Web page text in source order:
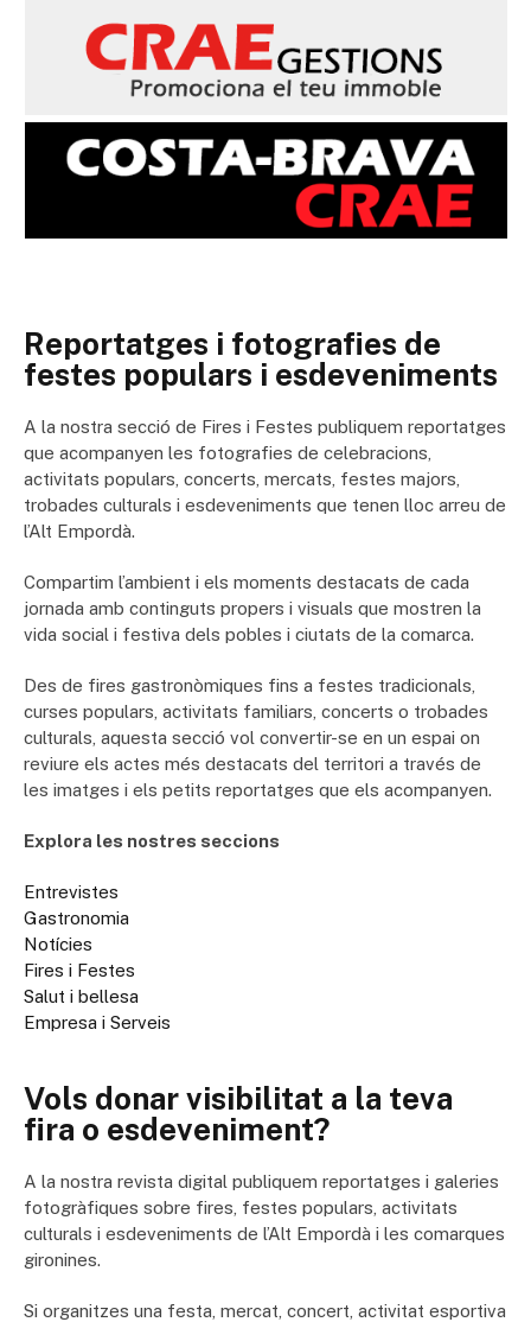
Reportatges i fotografies de
festes populars i esdeveniments
A la nostra secció de Fires i Festes publiquem reportatges
que acompanyen les fotografies de celebracions,
activitats populars, concerts, mercats, festes majors,
trobades culturals i esdeveniments que tenen lloc arreu de
l’Alt Empordà.
Compartim l’ambient i els moments destacats de cada
jornada amb continguts propers i visuals que mostren la
vida social i festiva dels pobles i ciutats de la comarca.
Des de fires gastronòmiques fins a festes tradicionals,
curses populars, activitats familiars, concerts o trobades
culturals, aquesta secció vol convertir-se en un espai on
reviure els actes més destacats del territori a través de
les imatges i els petits reportatges que els acompanyen.
Explora les nostres seccions
Entrevistes
Gastronomia
Notícies
Fires i Festes
Salut i bellesa
Empresa i Serveis
Vols donar visibilitat a la teva
fira o esdeveniment?
A la nostra revista digital publiquem reportatges i galeries
fotogràfiques sobre fires, festes populars, activitats
culturals i esdeveniments de l’Alt Empordà i les comarques
gironines.
Si organitzes una festa, mercat, concert, activitat esportiva